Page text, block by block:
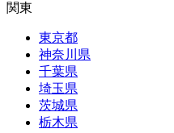
関東
東京都
神奈川県
千葉県
埼玉県
茨城県
栃木県